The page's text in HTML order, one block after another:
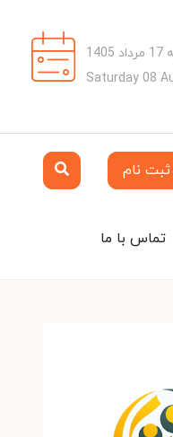
Saturday 08
نام
تماس با ما